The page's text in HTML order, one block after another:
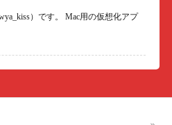
）です。 Mac用の仮想化アプ